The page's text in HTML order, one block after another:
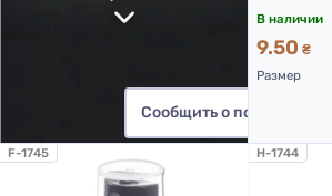
Сообщить о поступлении
В наличии
9.50 ₴
Размер
F-1745 H-1744